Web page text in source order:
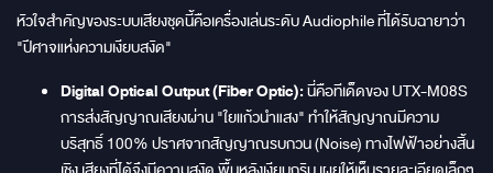
หัวใจสำคัญของระบบเสียงชุดนี้คือเครื่องเล่นระดับ Audiophile ที่ได้รับฉายาว่า
"ปีศาจแห่งความเงียบสงัด"
Digital Optical Output (Fiber Optic):นี่คือทีเด็ดของ UTX-M08S
การส่งสัญญาณเสียงผ่าน "ใยแก้วนำแสง" ทำให้สัญญาณมีความ
บริสุทธิ์ 100% ปราศจากสัญญาณรบกวน (Noise) ทางไฟฟ้าอย่างสิ้น